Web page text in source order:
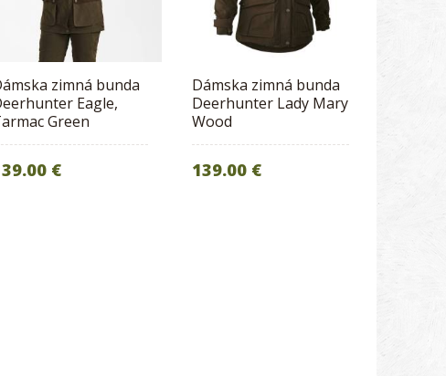
zimná bunda
Eagle,
Green
€
Dámska zimná bunda
Deerhunter Lady Mary
Wood
139.00 €